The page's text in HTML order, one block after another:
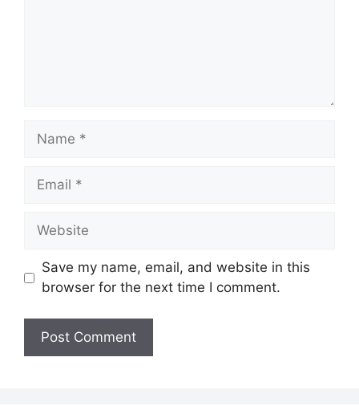
Name
Email
Website
Save my name, email, and website in this
browser for the next time I comment.